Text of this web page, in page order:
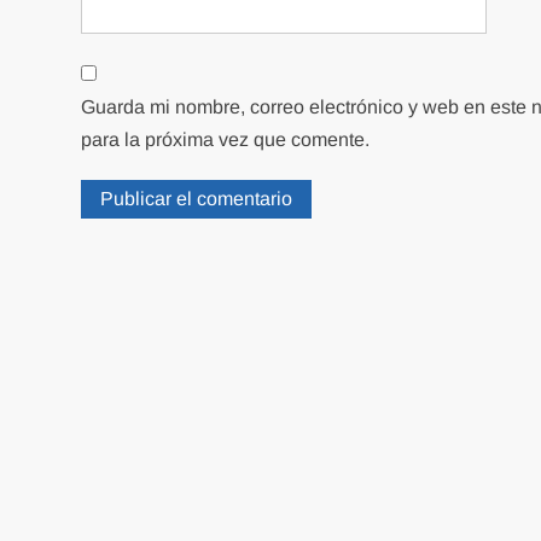
Guarda mi nombre, correo electrónico y web en este
para la próxima vez que comente.